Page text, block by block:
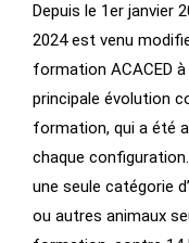
Depuis le 1er janvier
2024 est venu
formation ACACED
principale évolution
formation, qui a été
chaque
une seule catégorie
ou autres animaux